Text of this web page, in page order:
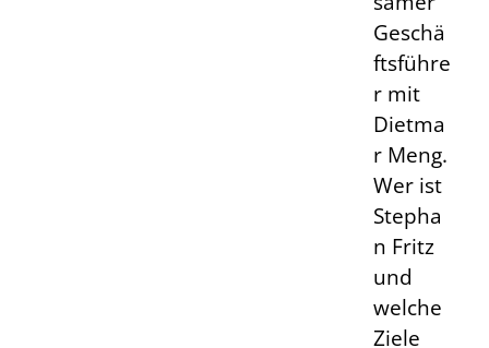
Geschä
ftsführe
r mit
Dietma
r Meng.
Wer ist
Stepha
n Fritz
und
welche
Ziele